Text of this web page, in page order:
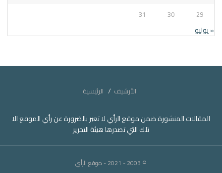
29
30
31
« يوليو
الأرشيف الرئيسية
المقالات المنشورة ضمن موقع الرأي لا تعبر بالضرورة عن رأي الموقع الا
تلك التي تصدرها هيئة التحرير
© 2003 - 2021 - موقع الرأي